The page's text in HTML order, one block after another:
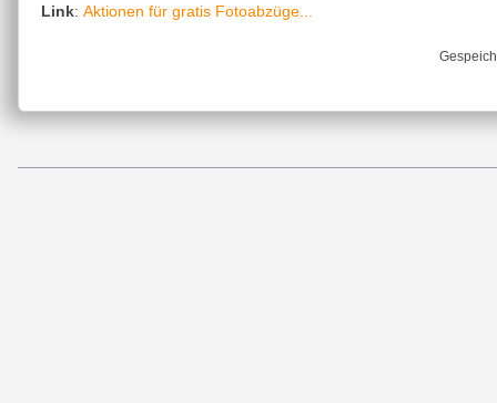
Link: Aktionen für gratis Fotoabzüge...